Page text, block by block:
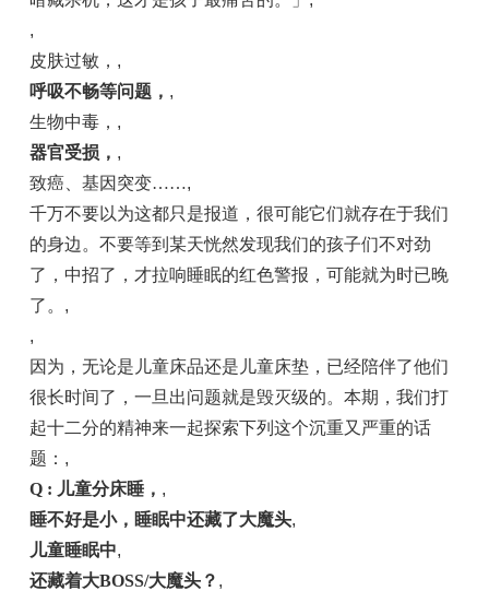
,
皮肤过敏， ,
呼吸不畅等问题， ,
生物中毒， ,
器官受损， ,
致癌、基因突变……,
千万不要以为这都只是报道，很可能它们就存在于我们
的身边。不要等到某天恍然发现我们的孩子们不对劲
了，中招了，才拉响睡眠的红色警报，可能就为时已晚
了。 ,
,
因为，无论是儿童床品还是儿童床垫，已经陪伴了他们
很长时间了，一旦出问题就是毁灭级的。本期，我们打
起十二分的精神来一起探索下列这个沉重又严重的话
题： ,
Q : 儿童分床睡， ,
睡不好是小，睡眠中还藏了大魔头,
儿童睡眠中,
还藏着大BOSS/大魔头？ ,